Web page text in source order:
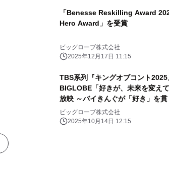
「Benesse Reskilling Award
Hero Award」を受賞
ビッグローブ株式会社
2025年12月17日 11:15
TBS系列『キングオブコント2025
BIGLOBE「好きが、未来を変え
放映 ～バイきんぐが「好き」を
在の対比を交えて表現～
ビッグローブ株式会社
2025年10月14日 12:15